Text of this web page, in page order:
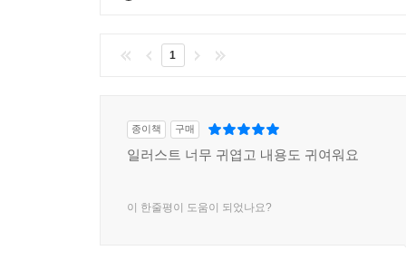
1
종이책 구매
일러스트 너무 귀엽고 내용도 귀여워요
이 한줄평이 도움이 되었나요?